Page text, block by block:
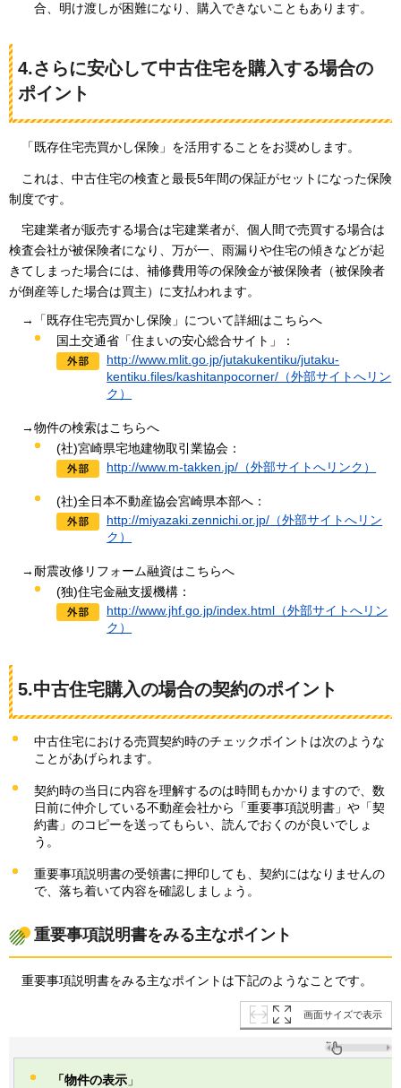
合、明け渡しが困難になり、購入できないこともあります。
4.さらに安心して中古住宅を購入する場合の
ポイント
「 既存住宅売買かし保険」を活用することをお奨めします。
こ れは、中古住宅の検査と最長5年間の保証がセットになった保険
制度です。
宅建業者が販売する場合は宅建業者が、個人間で売買する場合は
検査会社が被保険者になり、万が一、雨漏りや住宅の傾きなどが起
きてしまった場合には、補修費用等の保険金が被保険者（被保険者
が倒産等した場合は買主）に支払われます。
→「既存住宅売買かし保険」について詳細はこちらへ
国土交通省「住まいの安心総合サイト」：
http://www.mlit.go.jp/jutakukentiku/jutaku-
kentiku.files/kashitanpocorner/（外部サイトへリン
ク）
→物件の検索はこちらへ
(社)宮崎県宅地建物取引業協会：
http://www.m-takken.jp/（外部サイトへリンク）
(社)全日本不動産協会宮崎県本部へ：
http://miyazaki.zennichi.or.jp/ （外部サイトへリン
ク）
→耐震改修リフォーム融資はこちらへ
(独)住宅金融支援機構：
http://www.jhf.go.jp/index.html（外部サイトへリン
ク）
5.中古住宅購入の場合の契約のポイント
中古住宅における売買契約時のチェックポイントは次のような
ことがあげられます。
契約時の当日に内容を理解するのは時間もかかりますので、数
日前に仲介している不動産会社から「重要事項説明書」や「契
約書」のコピーを送ってもらい、読んでおくのが良いでしょ
う。
重要事項説明書の受領書に押印しても、契約にはなりませんの
で、落ち着いて内容を確認しましょう。
重要事項説明書をみる主なポイント
重要事項説明書をみる主なポイントは下記のようなことです。
画面サイズで表示
「物件の表示 」